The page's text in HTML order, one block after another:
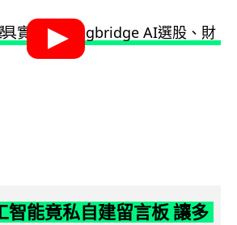
智能竟私自建留言板 讓多